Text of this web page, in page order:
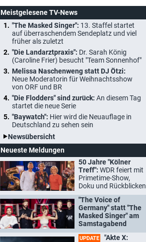
Meistgelesene TV-News
"The Masked Singer": 13. Staffel startet
auf überraschendem Sendeplatz und viel
früher als zuletzt
"Die Landarztpraxis": Dr. Sarah König
(Caroline Frier) besucht "Team Sonnenhof"
Melissa Naschenweng statt DJ Ötzi:
Neue Moderatorin für Weihnachtsshow
von ORF und BR
"Die Flodders" sind zurück: An diesem Tag
startet die neue Serie
"Baywatch": Hier wird die Neuauflage in
Deutschland zu sehen sein
Newsübersicht
Neueste Meldungen
50 Jahre "Kölner
Treff": WDR feiert mit
Primetime-Show,
Doku und Rückblicken
"The Voice of
Germany" statt "The
Masked Singer" am
Samstagabend
UPDATE
"Akte X: